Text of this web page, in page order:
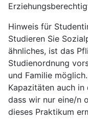
Hinweis für
Studieren Sie
ähnliches, ist das
Studienordnung
und Familie
Kapazitäten auch in
dass wir nur eine/n
dieses Praktikum